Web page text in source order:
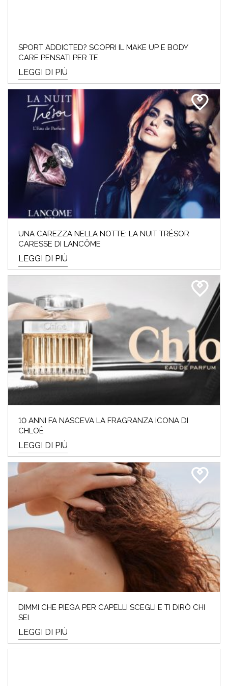
Beauty Addicted non vedevamo l’ora! Perché
LEGGI DI PIÙ
ARMOCROMIA & BEAUTY:
SCOPRI QUAL È LA TUA
PALETTE!
Che cos'è l'Armocromia: ad ogni stagione i
suoi colori "amici". Ti sei mai domandat*
FESTA DELLA MAMMA –
GUIDA AI REGALI SKINCARE E
MAKE-UP
TIC TAC… mancano pochi giorni alla festa
della mamma⏰ Se sei a corto di idee regalo
o ...
LEGGI DI PIÙ
SPORT ADDICTED? SCOPRI IL MAKE UP E BODY
CARE PENSATI PER TE
LEGGI DI PIÙ
UNA CAREZZA NELLA NOTTE: LA NUIT TRÉSOR
CARESSE DI LANCÔME
LEGGI DI PIÙ
10 ANNI FA NASCEVA LA FRAGRANZA ICONA DI
CHLOÈ
LEGGI DI PIÙ
DIMMI CHE PIEGA PER CAPELLI SCEGLI E TI DIRÒ CHI
SEI
LEGGI DI PIÙ